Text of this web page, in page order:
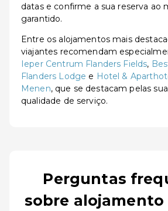
datas e confirme a sua reserva ao
garantido.
Entre os alojamentos mais
viajantes recomendam
Ieper Centrum Flanders Fields,
Flanders Lodge e Hotel &
Menen, que se destacam pelas
qualidade de serviço.
Perguntas
sobre alojamento